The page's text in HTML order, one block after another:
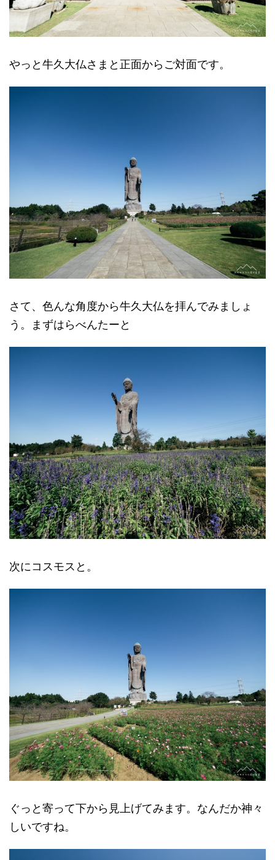
やっと牛久大仏さまと正面からご対面です。
さて、色んな角度から牛久大仏を拝んでみましょ
う。まずはらべんたーと
次にコスモスと。
ぐっと寄って下から見上げてみます。なんだか神々
しいですね。